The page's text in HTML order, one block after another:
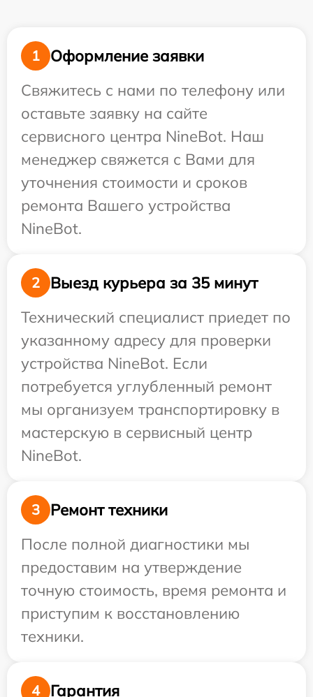
1
Оформление заявки
Свяжитесь с нами по телефону или
оставьте заявку на сайте
сервисного центра NineBot. Наш
менеджер свяжется с Вами для
уточнения стоимости и сроков
ремонта Вашего устройства
NineBot.
2
Выезд курьера за 35 минут
Технический специалист приедет по
указанному адресу для проверки
устройства NineBot. Если
потребуется углубленный ремонт
мы организуем транспортировку в
мастерскую в сервисный центр
NineBot.
3
Ремонт техники
После полной диагностики мы
предоставим на утверждение
точную стоимость, время ремонта и
приступим к восстановлению
техники.
4 Гарантия